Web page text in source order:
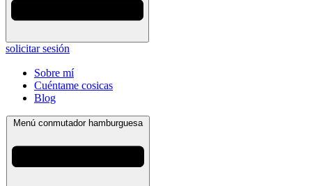
solicitar sesión
Sobre mí
Cuéntame cosicas
Blog
Menú conmutador hamburguesa